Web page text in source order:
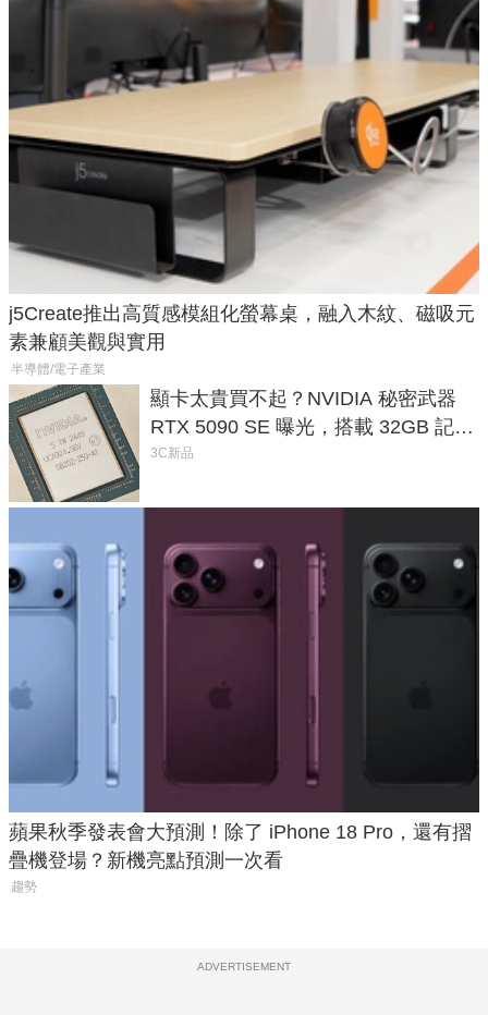
j5Create推出高質感模組化螢幕桌，融入木紋、磁吸元
素兼顧美觀與實用
半導體/電子產業
顯卡太貴買不起？NVIDIA 秘密武器
RTX 5090 SE 曝光，搭載 32GB 記憶
體
3C新品
蘋果秋季發表會大預測！除了 iPhone 18 Pro，還有摺
疊機登場？新機亮點預測一次看
趨勢
ADVERTISEMENT